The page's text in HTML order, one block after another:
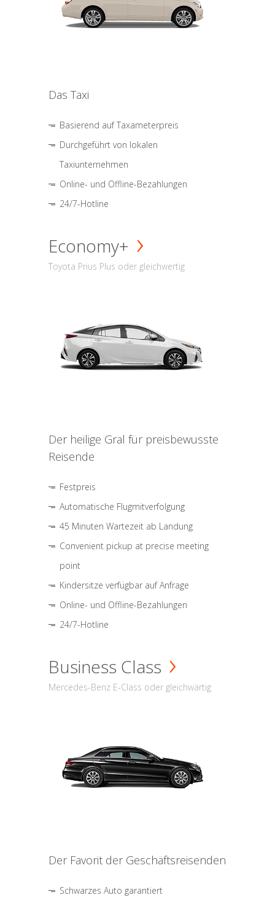
Das Taxi
Basierend auf Taxameterpreis
Durchgeführt von lokalen
Taxiunternehmen
Online- und Offline-Bezahlungen
24/7-Hotline
Economy+
Toyota Prius Plus oder gleichwertig
Der heilige Gral für preisbewusste
Reisende
Festpreis
Automatische Flugmitverfolgung
45 Minuten Wartezeit ab Landung
Convenient pickup at precise meeting
point
Kindersitze verfügbar auf Anfrage
Online- und Offline-Bezahlungen
24/7-Hotline
Business Class
Mercedes-Benz E-Class oder gleichwärtig
Der Favorit der Geschäftsreisenden
Schwarzes Auto garantiert